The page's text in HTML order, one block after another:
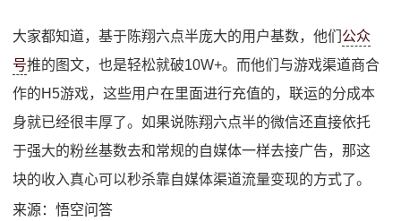
大家都知道，基于陈翔六点半庞大的用户基数，他们 公众
号推的图文，也是轻松就破10W+。而他们与游戏渠道商合
作的H5游戏，这些用户在里面进行充值的，联运的分成本
身就已经很丰厚了。如果说陈翔六点半的微信还直接依托
于强大的粉丝基数去和常规的自媒体一样去接广告，那这
块的收入真心可以秒杀靠自媒体渠道流量变现的方式了。
来源：悟空问答